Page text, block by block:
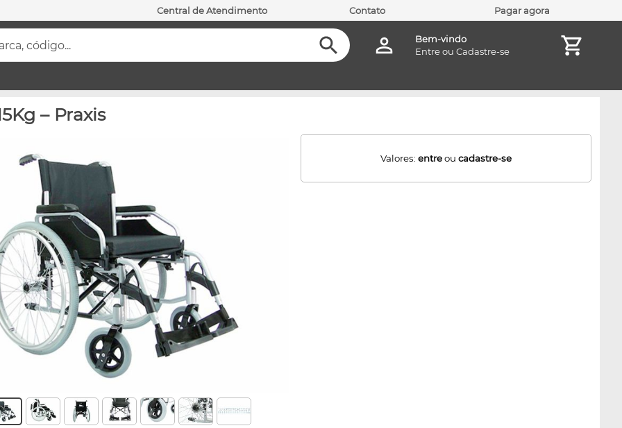
Central de Atendimento Contato Pagar agora
código...
Bem-vindo
Entreou Cadastre-se
– Praxis
Valores:entreoucadastre-se